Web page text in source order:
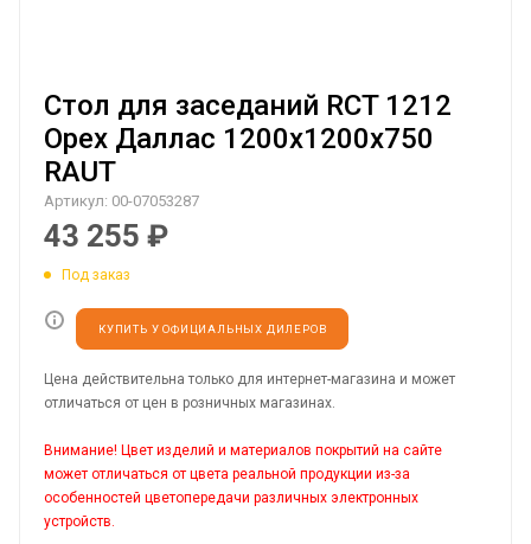
Стол для заседаний RCT 1212
Орех Даллас 1200х1200х750
RAUT
Артикул: 00-07053287
43 255 ₽
Под заказ
КУПИТЬ У ОФИЦИАЛЬНЫХ ДИЛЕРОВ
Цена действительна только для интернет-магазина и может
отличаться от цен в розничных магазинах.
Внимание! Цвет изделий и материалов покрытий на сайте
может отличаться от цвета реальной продукции из-за
особенностей цветопередачи различных электронных
устройств.